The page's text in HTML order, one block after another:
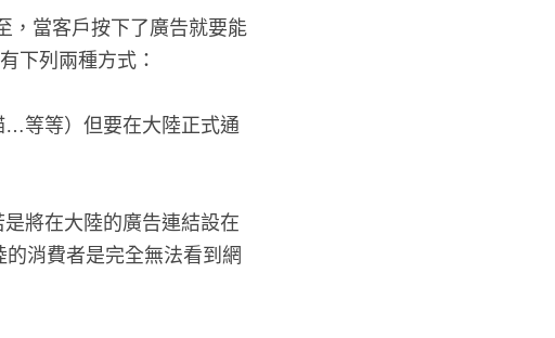
，當客戶按下了廣告就要能
下列兩種方式：
等等）但要在大陸正式通路
將在大陸的廣告連結設在像
費者是完全無法看到網頁